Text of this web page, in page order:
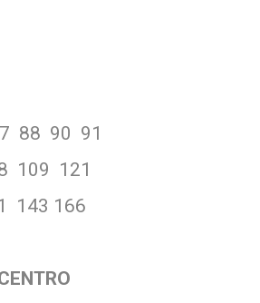
88 90 91
109 121
143 166